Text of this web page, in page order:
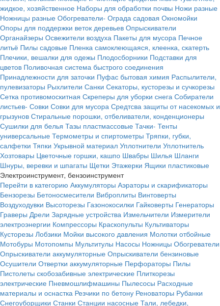
жидкое, хозяйственное Наборы для обработки почвы Ножи разные
Ножницы разные Обогреватели- Ограда садовая Окномойки
Опоры для поддержки веток деревьев Опрыскиватели
Органайзеры Освежители воздуха Пакеты для мусора Печное
литьё Пилы садовые Пленка самоклеющаяся, клеенка, скатерть
Плечики, вешалки для одежы Плодосборники Подставки для
цветов Поливочная система быстрого соединения
Принадлежности для заточки Пуфас бытовая химия Распылители,
пулевизаторы Рыхлители Санки Секаторы, кусторезы и сучкорезы
Сетка противомоскитная Скреперы для уборки снега Собиратели
листьев- Совки Совки для мусора Средтсва защиты от насекомых и
грызунов Стиральные порошки, отбеливатели, конденционеры
Сушилки для белья Тазы пластмассовые Тачки- Тенты
универсальные Термометры и спиртометры Тряпки, губки,
салфетки Тяпки Укрывной материал Уплотнители Уплотнитель
Хозтовары Цветочные горшки, кашпо Швабры Шилья Шланги
Шнуры, веревки и шпагаты Щетки Этажерки Ящики пластиковые
Электроинструмент, бензоинструмент
Перейти в категорию Аккумуляторы Аэраторы и скарификаторы
Бензорезы Бетоносмесители Виброплиты Винтоверты
Воздуходувки Высоторезы Газонокосилки Гайковерты Генераторы
Граверы Дрели Зарядные устройства Измельчители Измерители
электроэнергии Компрессоры Краскопульты Культиваторы
Кусторезы Лобзики Мойки высокого давления Молотки отбойные
Мотобуры Мотопомпы Мультитулы Насосы Ножницы Обогреватели
Опрыскиватели аккумуляторные Опрыскиватели бензиновые
Осушители Отвертки аккумуляторные Перфораторы Пилы
Пистолеты скобозабивные электрические Плиткорезы
электрические Пневмошлифмашины Пылесосы Расходные
материалы и оснастка Резчики по бетону Реноваторы Рубанки
Снегоуборщики Станки Станции насосные Тали, лебедки,